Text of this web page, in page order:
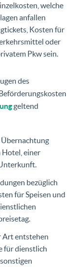
welche
anfallen
Kosten für
oder
Pkw sein.
des
geltend
Hotel, einer
bezüglich
für Speisen und
Art entstehen
für dienstlich